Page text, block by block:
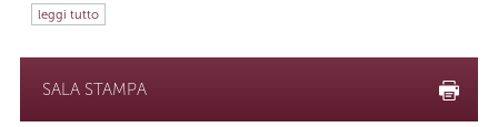
leggi tutto
SALA STAMPA